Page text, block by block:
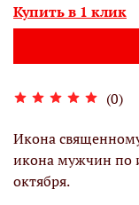
(0)
Купить в 1 клик
Икона
икона мужчин по
октября.